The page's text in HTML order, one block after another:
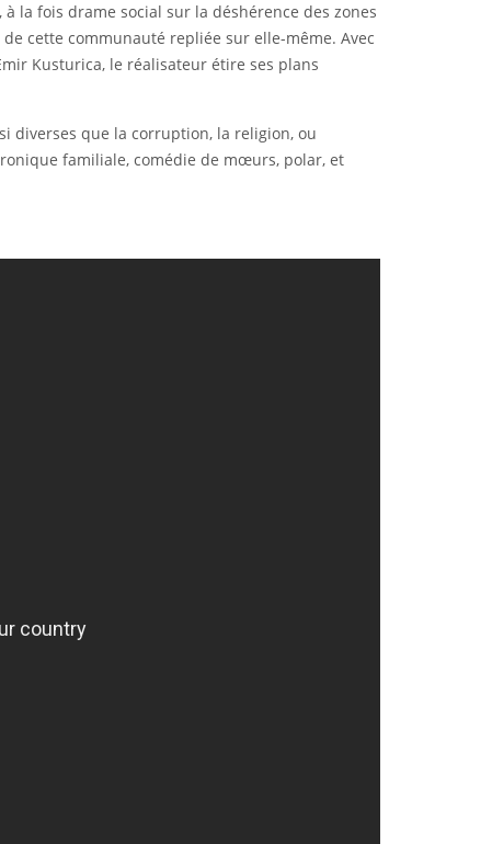
la fois drame social sur la déshérence des zones
cette communauté repliée sur elle-même. Avec
Kusturica, le réalisateur étire ses plans
diverses que la corruption, la religion, ou
familiale, comédie de mœurs, polar, et